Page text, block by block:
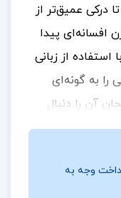
درکی عمیق‌تر از
افسانه‌ای پیدا
از زبانی
را به گونه‌ای
آن را دنبال
بیشتر همراهتک
مصطفی پروار
وجه به